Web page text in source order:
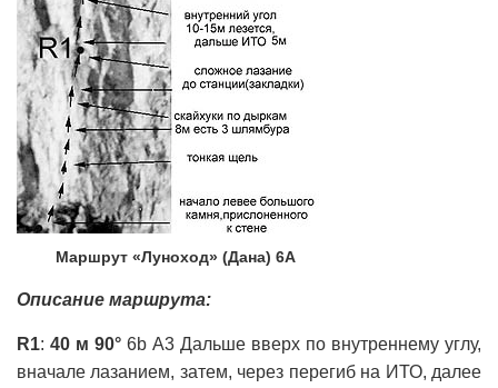
Маршрут «Луноход» (Дана) 6А
Описание маршрута:
R1:40 м 90° 6b A3 Дальше вверх по внутреннему углу,
вначале лазанием, затем, через перегиб на ИТО, далее